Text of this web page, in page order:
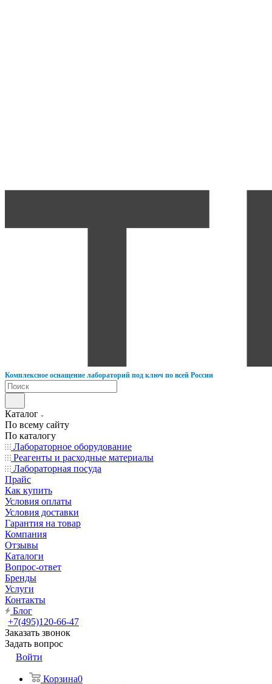
Комплексное оснащение лабораторий под ключ по всей России
Каталог
По всему сайту
По каталогу
Лабораторное оборудование
Реагенты и расходные материалы
Лабораторная посуда
Прайс
Как купить
Условия оплаты
Условия доставки
Гарантия на товар
Компания
Отзывы
Каталоги
Вопрос-ответ
Бренды
Услуги
Контакты
Блог
+7(495)120-66-47
Заказать звонок
Задать вопрос
Войти
Корзина0